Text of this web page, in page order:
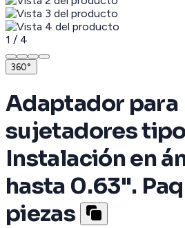
1 / 4
360°
Adaptador para
sujetadores
Instalación en
hasta 0.63".
piezas